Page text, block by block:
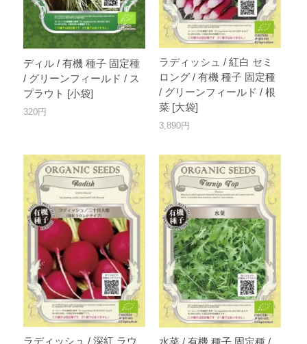
ディル / 有機 種子 固定種
/ グリーンフィールド / ス
プラウト [小袋]
320円
ラディッシュ / 紅白 セミ
ロング / 有機 種子 固定種
/ グリーンフィールド / 根
菜 [大袋]
3,890円
ラディッシュ / 深紅 ラウ